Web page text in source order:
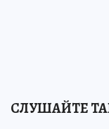
СЛУШАЙТЕ